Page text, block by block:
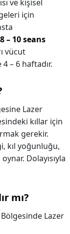
ve kişisel
için
8 – 10 seans
vücut
– 6 haftadır.
Lazer
kıllar için
gerekir.
kıl yoğunluğu,
Dolayısıyla
mı?
Lazer